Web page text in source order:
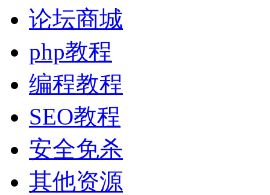
论坛商城
php教程
编程教程
SEO教程
安全免杀
其他资源